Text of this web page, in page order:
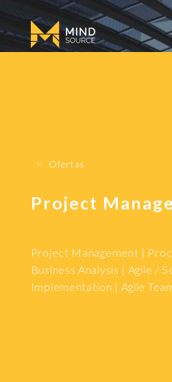
Mindsource
Emprego
Ofertas
Project
Project Management |
Business Analysis | Agile /
Implementation | Agile